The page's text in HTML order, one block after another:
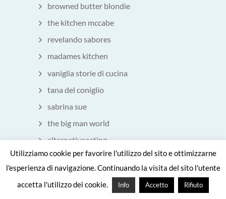
browned butter blondie
the kitchen mccabe
revelando sabores
madames kitchen
vaniglia storie di cucina
tana del coniglio
sabrina sue
the big man world
alternativeeating
Eatchofood
Utilizziamo cookie per favorire l'utilizzo del sito e ottimizzarne
l'esperienza di navigazione. Continuando la visita del sito l'utente
accetta l'utilizzo dei cookie.
Info Accetto Rifiuto